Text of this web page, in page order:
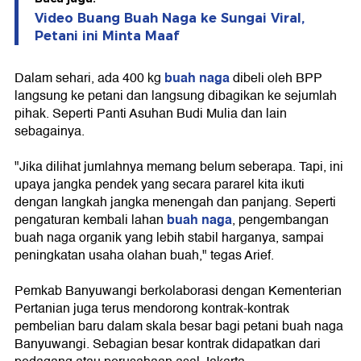
Video Buang Buah Naga ke Sungai Viral,
Petani ini Minta Maaf
Dalam sehari, ada 400 kg buah nagadibeli oleh BPP
langsung ke petani dan langsung dibagikan ke sejumlah
pihak. Seperti Panti Asuhan Budi Mulia dan lain
sebagainya.
"Jika dilihat jumlahnya memang belum seberapa. Tapi, ini
upaya jangka pendek yang secara pararel kita ikuti
dengan langkah jangka menengah dan panjang. Seperti
pengaturan kembali lahan buah naga, pengembangan
buah naga organik yang lebih stabil harganya, sampai
peningkatan usaha olahan buah," tegas Arief.
Pemkab Banyuwangi berkolaborasi dengan Kementerian
Pertanian juga terus mendorong kontrak-kontrak
pembelian baru dalam skala besar bagi petani buah naga
Banyuwangi. Sebagian besar kontrak didapatkan dari